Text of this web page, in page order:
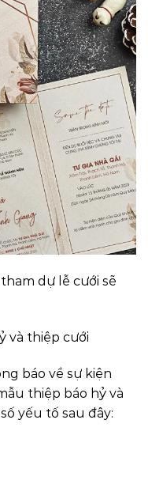
dự lễ cưới sẽ
và thiệp cưới
báo về sự kiện
thiệp báo hỷ và
yếu tố sau đây: